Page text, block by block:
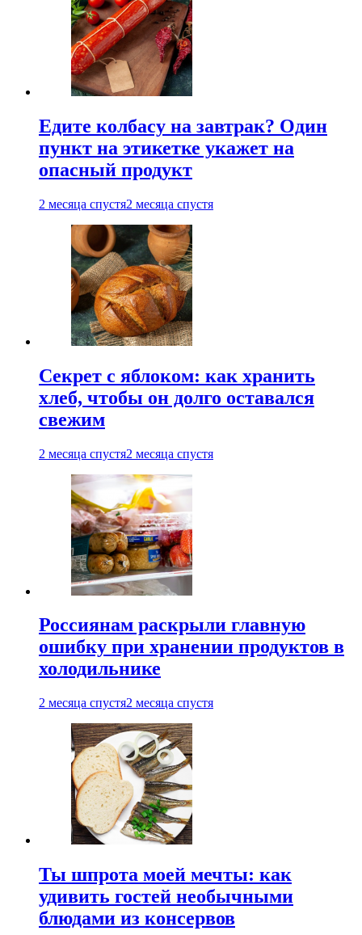
Едите колбасу на завтрак? Один
пункт на этикетке укажет на
опасный продукт
2 месяца спустя2 месяца спустя
Секрет с яблоком: как хранить
хлеб, чтобы он долго оставался
свежим
2 месяца спустя2 месяца спустя
Россиянам раскрыли главную
ошибку при хранении продуктов в
холодильнике
2 месяца спустя2 месяца спустя
Ты шпрота моей мечты: как
удивить гостей необычными
блюдами из консервов